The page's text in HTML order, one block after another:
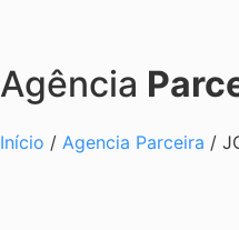
Agência
Início / Agencia Parceira /